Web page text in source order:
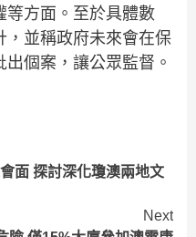
等方面。至於具體數
，並稱政府未來會在保
個案，讓公眾監督。
面 探討深化瓊澳兩地文
Next